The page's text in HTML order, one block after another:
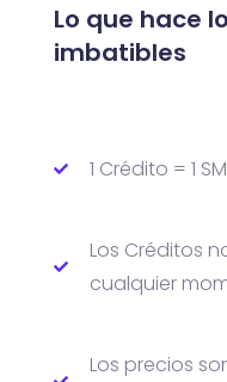
Lo que hace
imbatibles
1 Crédito = 1
Los Créditos
cualquier
Los precios